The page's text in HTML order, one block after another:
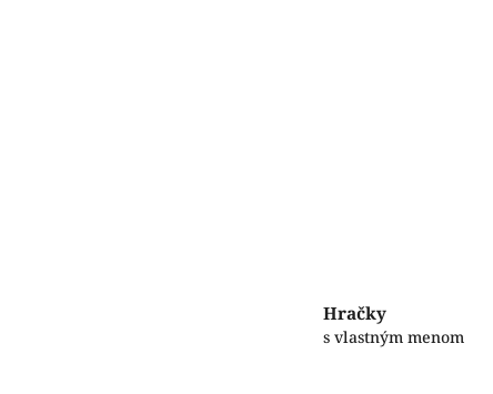
Hračky
s vlastným menom